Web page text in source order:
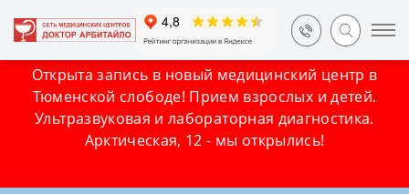
Открыта запись в новый медицинский центр в
Тюменской слободе! Прием взрослых и детей.
Ультразвуковая и лабораторная диагностика.
Арктическая, 12 - мы открылись!